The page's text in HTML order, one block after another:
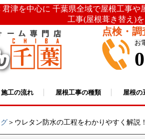
津を中心に 千葉県全域で屋根工事
工事(屋根葺き替え)
点検・調
お
施工の流れ 屋根工事の種類 屋根の
＞ウレタン防水の工程をわかりやすく解説